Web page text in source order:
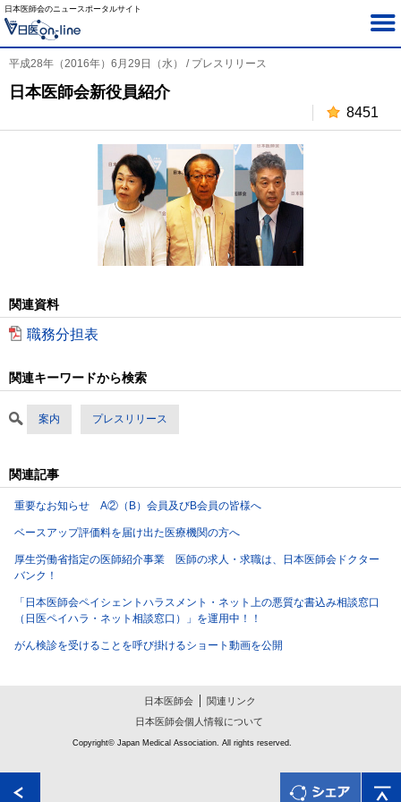
日本医師会のニュースポータルサイト
平成28年（2016年）6月29日（水） / プレスリリース
日本医師会新役員紹介
8451
関連資料
職務分担表
関連キーワードから検索
案内 プレスリリース
関連記事
重要なお知らせ A②（B）会員及びB会員の皆様へ
ベースアップ評価料を届け出た医療機関の方へ
厚生労働省指定の医師紹介事業 医師の求人・求職は、日本医師会ドクター
バンク！
「日本医師会ペイシェントハラスメント・ネット上の悪質な書込み相談窓口
（日医ペイハラ・ネット相談窓口）」を運用中！！
がん検診を受けることを呼び掛けるショート動画を公開
日本医師会
関連リンク
日本医師会個人情報について
Copyright© Japan Medical Association. All rights reserved.